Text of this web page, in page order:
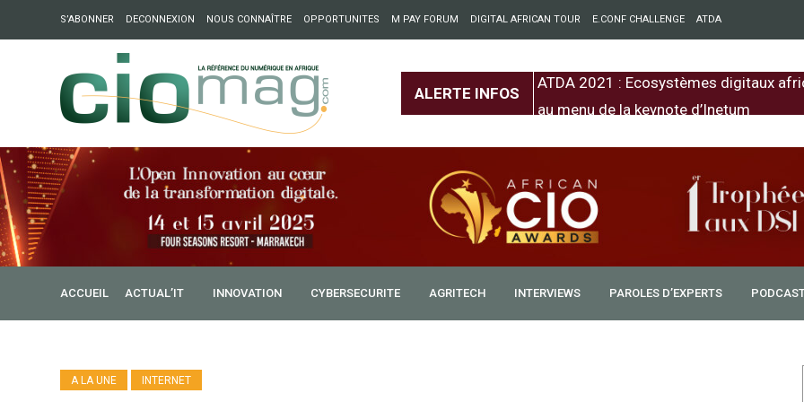
S’ABONNER DECONNEXION NOUS CONNAÎTRE OPPORTUNITES M PAY FORUM DIGITAL AFRICAN TOUR E.CONF CHALLENGE ATDA
ALERTE INFOS
: Partech Shaker lance Chapter54 pour créer des ponts entre l’Europe et
ATDA 2021 : Ecosystèmes digitaux
au menu de la keynote d’Inetum
ACCUEIL ACTUAL’IT INNOVATION CYBERSECURITE AGRITECH INTERVIEWS PAROLES D’EXPERTS
A LA UNE INTERNET